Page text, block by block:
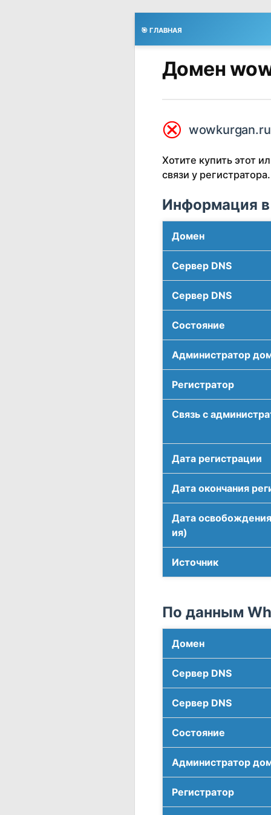
🎯 ГЛАВНАЯ
Домен
⮿ wowkurgan.ru
Хотите купить этот
связи у регистратора.
Информация в
Домен
Сервер DNS
Сервер DNS
Соcтояние
Администратор
Регистратор
Связь с
Дата регистрации
Дата окончания
Дата
ия)
Источник
По данным
Домен
Сервер DNS
Сервер DNS
Соcтояние
Администратор
Регистратор